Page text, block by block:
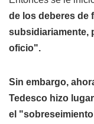
de los deberes de
subsidiariamente,
oficio".
Sin embargo,
Tedesco hizo
el